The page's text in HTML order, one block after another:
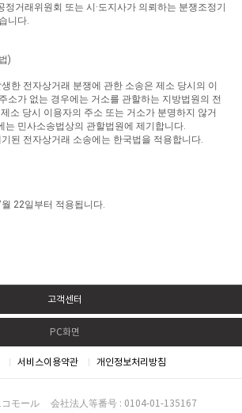
정거래위원회 또는 시 · 도지사가 의뢰하는 분쟁조정기
니다
)
생한 전자상거래 분쟁에 관한 소송은 제소 당시의 이
주소가 없는 경우에는 거소를 관할하는 지방법원의 전
제소 당시 이용자의 주소 또는 거소가 분명하지 않거
는 민사소송법상의 관할법원에 제기합니다
된 전자상거래 소송에는 한국법을 적용합니다
월 22일부터 적용됩니다
고객센터
PC화면
서비스이용약관 개인정보처리방침
モール
会社法人等番号 : 0104-01-135167